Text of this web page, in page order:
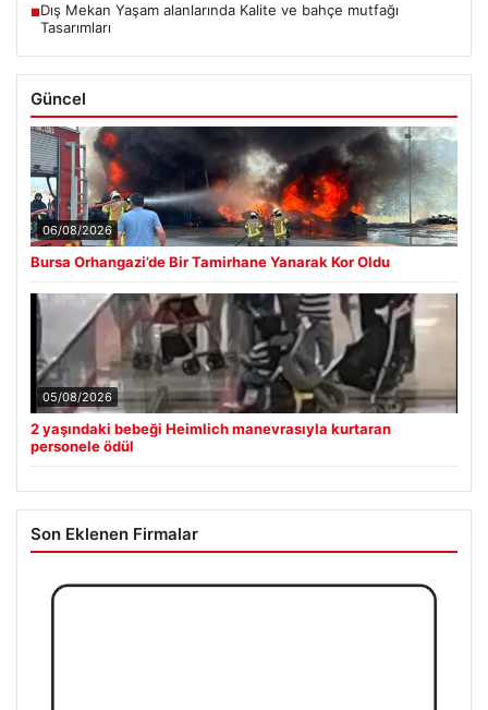
■Dış Mekan Yaşam alanlarında Kalite ve bahçe mutfağı
Tasarımları
Güncel
06/08/2026
Bursa Orhangazi’de Bir Tamirhane Yanarak Kor Oldu
05/08/2026
2 yaşındaki bebeği Heimlich manevrasıyla kurtaran
personele ödül
Son Eklenen Firmalar